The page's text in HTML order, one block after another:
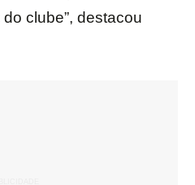
clube”, destacou